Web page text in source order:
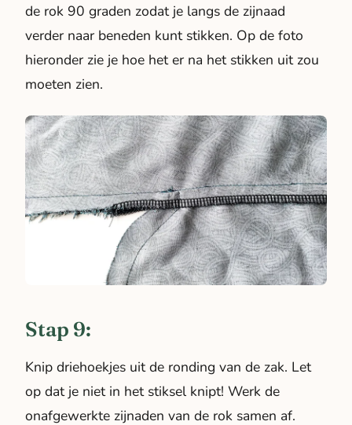
de rok 90 graden zodat je langs de zijnaad
verder naar beneden kunt stikken. Op de foto
hieronder zie je hoe het er na het stikken uit zou
moeten zien.
Stap 9:
Knip driehoekjes uit de ronding van de zak. Let
op dat je niet in het stiksel knipt! Werk de
onafgewerkte zijnaden van de rok samen af.